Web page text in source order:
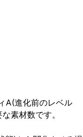
A(進化前のレベル
素材数です。